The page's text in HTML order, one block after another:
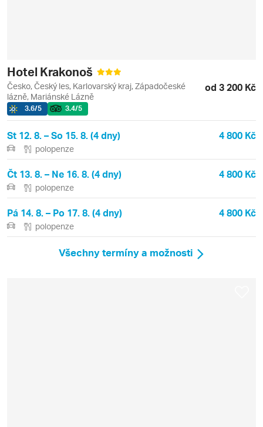
Hotel Krakonoš
Česko, Český les, Karlovarský kraj, Západočeské
lázně, Mariánské Lázně
od 3 200 Kč
3.6/5 3.4/5
St 12. 8. – So 15. 8. (4 dny) 4 800 Kč
polopenze
Čt 13. 8. – Ne 16. 8. (4 dny) 4 800 Kč
polopenze
Pá 14. 8. – Po 17. 8. (4 dny) 4 800 Kč
polopenze
Všechny termíny a možnosti